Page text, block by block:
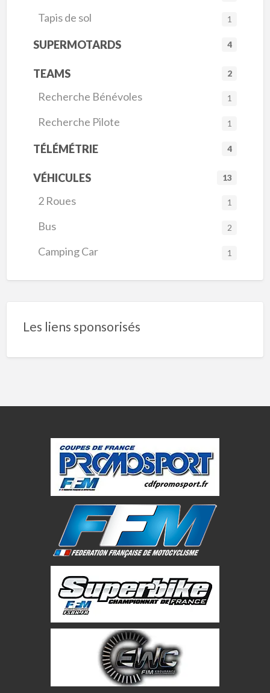
Tapis de sol 1
SUPERMOTARDS 4
TEAMS 2
Recherche Bénévoles 1
Recherche Pilote 1
TÉLÉMÉTRIE 4
VÉHICULES 13
2 Roues 1
Bus 2
Camping Car 1
Les liens sponsorisés